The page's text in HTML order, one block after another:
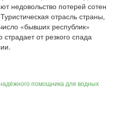
недовольство потерей сотен
отрасль страны,
«бывших республик»
страдает от резкого спада
помощника для водных